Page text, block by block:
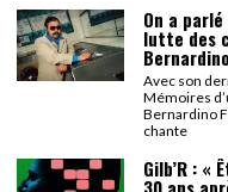
carte noire negra à
On a parlé Dolce
Bernardino
moise et son
On a parlé Dolce
Bernardino
On a
lutte des
Avec son
Mémoires
Bernardino
chante
Gilb’R : «